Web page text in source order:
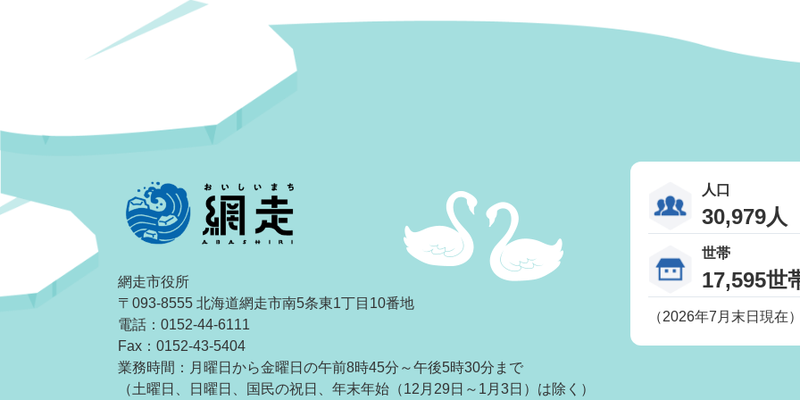
網走市役所
〒093-8555 北海道網走市南5条東1丁目10番地
電話：0152-44-6111
Fax：0152-43-5404
業務時間：月曜日から金曜日の午前8時45分～午後5時30分まで
（土曜日、日曜日、国民の祝日、年末年始（12月29日～1月3日）は除く）
人口
30,979人
世帯
17,595世
（2026年7月末日現在